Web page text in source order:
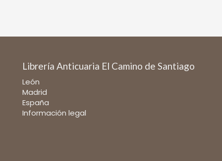
Librería Anticuaria El Camino de Santiago
León
Madrid
España
Información legal